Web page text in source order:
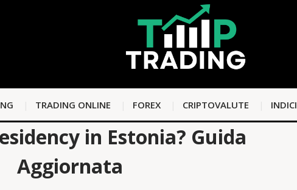
TRADING ONLINE FOREX CRIPTOVALUTE INDICI
in Estonia? Guida
Aggiornata